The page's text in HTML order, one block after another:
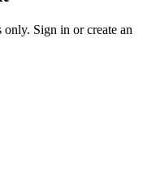
Sign in or create an